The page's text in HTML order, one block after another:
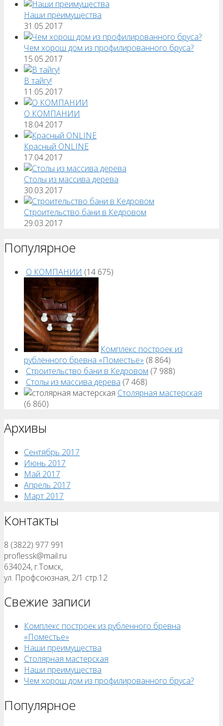
Наши преимущества
31.05.2017
Чем хорош дом из профилированного бруса?
15.05.2017
В тайгу!
11.05.2017
О КОМПАНИИ
18.04.2017
Красный ONLINE
17.04.2017
Столы из массива дерева
30.03.2017
Строительство бани в Кедровом
29.03.2017
Популярное
О КОМПАНИИ (14 675)
Комплекс построек из
рубленного бревна «Поместье» (8 864)
Строительство бани в Кедровом (7 988)
Столы из массива дерева (7 468)
Столярная мастерская
(6 860)
Архивы
Сентябрь 2017
Июнь 2017
Май 2017
Апрель 2017
Март 2017
Контакты
8 (3822) 977 991
proflessk@mail.ru
634024, г.Томск,
ул. Профсоюзная, 2/1 стр.12
Свежие записи
Комплекс построек из рубленного бревна
«Поместье»
Наши преимущества
Столярная мастерская
Наши преимущества
Чем хорош дом из профилированного бруса?
Популярное